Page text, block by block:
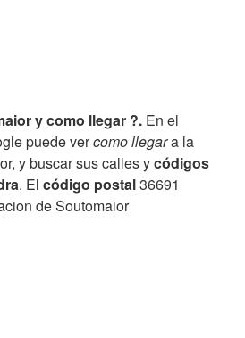
y como llegar ?. En el
puede vercomo llegara la
y buscar sus calles ycódigos
. El código postal36691
de Soutomaior